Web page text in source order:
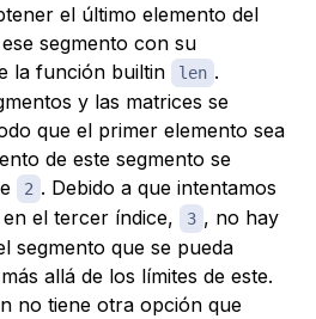
el último elemento del
segmento con su
la función builtin
len .
y las matrices se
que el primer elemento sea
de este segmento se
2 . Debido a que intentamos
el tercer índice,
3 , no hay
segmento que se pueda
allá de los límites de este.
no tiene otra opción que